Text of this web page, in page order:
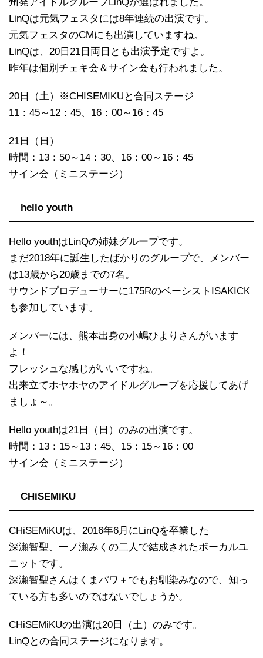
LinQは元気フェスタには8年連続の出演です。
元気フェスタのCMにも出演していますね。
LinQは、20日21日両日とも出演予定ですよ。
昨年は個別チェキ会＆サイン会も行われました。
20日（土）※CHISEMIKUと合同ステージ
11：45～12：45、16：00～16：45
21日（日）
時間：13：50～14：30、16：00～16：45
サイン会（ミニステージ）
hello youth
Hello youthはLinQの姉妹グループです。
まだ2018年に誕生したばかりのグループで、メンバー
は13歳から20歳までの7名。
サウンドプロデューサーに175RのベーシストISAKICK
も参加しています。
メンバーには、熊本出身の小嶋ひよりさんがいます
よ！
フレッシュな感じがいいですね。
出来立てホヤホヤのアイドルグループを応援してあげ
ましょ～。
Hello youthは21日（日）のみの出演です。
時間：13：15～13：45、15：15～16：00
サイン会（ミニステージ）
CHiSEMiKU
CHiSEMiKUは、2016年6月にLinQを卒業した
深瀬智聖、一ノ瀬みくの二人で結成されたボーカルユ
ニットです。
深瀬智聖さんはくまパワ＋でもお馴染みなので、知っ
ている方も多いのではないでしょうか。
CHiSEMiKUの出演は20日（土）のみです。
LinQとの合同ステージになります。